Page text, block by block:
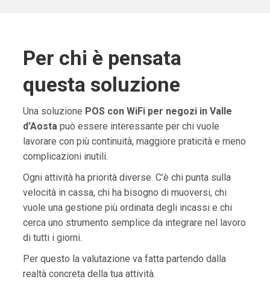
Per chi è pensata
questa soluzione
Una soluzione POS con WiFi per negozi in Valle
d’Aostapuò essere interessante per chi vuole
lavorare con più continuità, maggiore praticità e meno
complicazioni inutili.
Ogni attività ha priorità diverse. C’è chi punta sulla
velocità in cassa, chi ha bisogno di muoversi, chi
vuole una gestione più ordinata degli incassi e chi
cerca uno strumento semplice da integrare nel lavoro
di tutti i giorni.
Per questo la valutazione va fatta partendo dalla
realtà concreta della tua attività.